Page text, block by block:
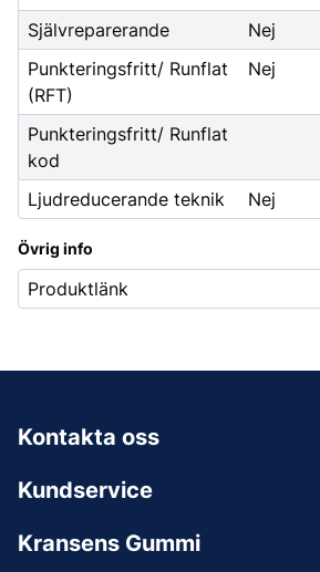
Självreparerande
Nej
Punkteringsfritt/ Runflat
(RFT)
Nej
Punkteringsfritt/ Runflat
kod
Ljudreducerande teknik
Nej
Övrig info
Produktlänk
Kundservice
Kransens Gummi
Kontakta oss
0156-409 00
Mån-Tors 07.30-16:30, Fre
Lunchstängt 12:00-12:30